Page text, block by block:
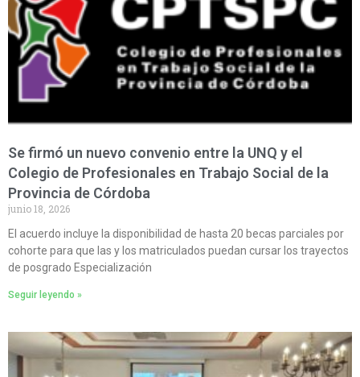
Se firmó un nuevo convenio entre la UNQ y el
Colegio de Profesionales en Trabajo Social de la
Provincia de Córdoba
junio 18, 2026
El acuerdo incluye la disponibilidad de hasta 20 becas parciales por
cohorte para que las y los matriculados puedan cursar los trayectos
de posgrado Especialización
Seguir leyendo »